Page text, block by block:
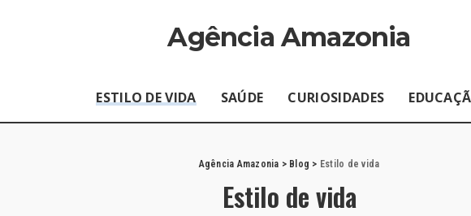
Agência Amazonia
ESTILO DE VIDA SAÚDE CURIOSIDADES
Agência Amazonia > Blog > Estilo de vida
Estilo de vida